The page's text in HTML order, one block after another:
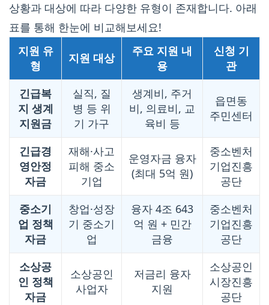
상황과 대상에 따라 다양한 유형이 존재합니다. 아래
표를 통해 한눈에 비교해보세요!
지원 유
형
지원 대상
주요 지원 내
용
신청 기
관
긴급복
지 생계
지원금
실직, 질
병 등 위
기 가구
생계비, 주거
비, 의료비, 교
육비 등
읍면동
주민센터
긴급경
영안정
자금
재해·사고
피해 중소
기업
운영자금 융자
(최대 5억 원)
중소벤처
기업진흥
공단
중소기
업 정책
자금
창업·성장
기 중소기
업
융자 4조 643
억 원 + 민간
금융
중소벤처
기업진흥
공단
소상공
인 정책
자금
소상공인
사업자
저금리 융자
지원
소상공인
시장진흥
공단